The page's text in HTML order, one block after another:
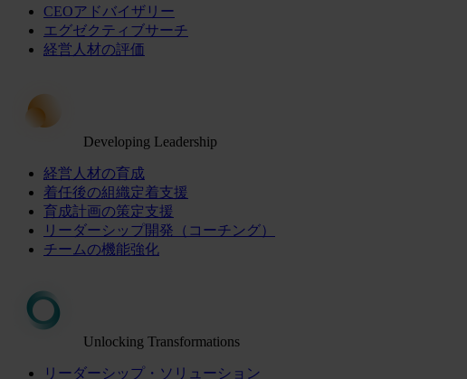
CEOアドバイザリー
エグゼクティブサーチ
経営人材の評価
Developing Leadership
経営人材の育成
着任後の組織定着支援
育成計画の策定支援
リーダーシップ開発（コーチング）
チームの機能強化
Unlocking Transformations
リーダーシップ・ソリューション